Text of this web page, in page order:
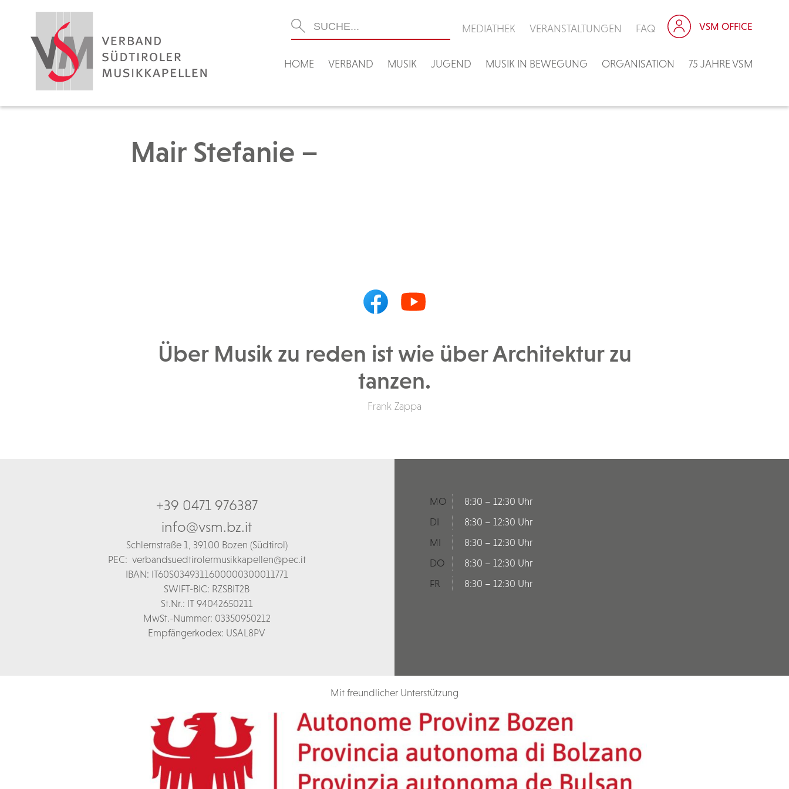
HOME VERBAND MUSIK JUGEND MUSIK IN BEWEGUNG ORGANISATION 75 JAHRE VSM
MEDIATHEK VERANSTALTUNGEN FAQ VSM OFFICE
Mair Stefanie –
Über Musik zu reden ist wie über Architektur zu
tanzen.
Frank Zappa
+39 0471 976387
info@vsm.bz.it
Schlernstraße 1, 39100 Bozen (Südtirol)
PEC: verbandsuedtirolermusikkapellen@pec.it
IBAN: IT60S0349311600000300011771
SWIFT-BIC: RZSBIT2B
St.Nr.: IT 94042650211
MwSt.-Nummer: 03350950212
Empfängerkodex: USAL8PV
MO
8:30 – 12:30 Uhr
DI
8:30 – 12:30 Uhr
MI
8:30 – 12:30 Uhr
DO
8:30 – 12:30 Uhr
FR
8:30 – 12:30 Uhr
Mit freundlicher Unterstützung